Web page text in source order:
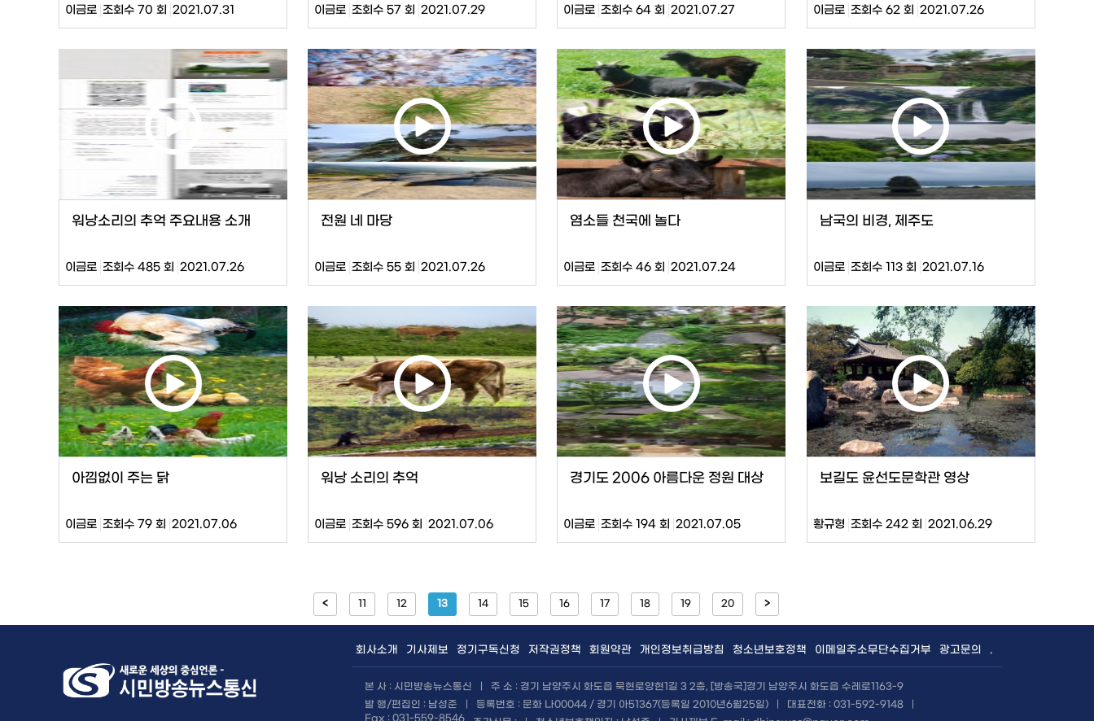
이금로 조회수 70 회 2021.07.31 이금로 조회수 57 회 2021.07.29 이금로 조회수 64 회 2021.07.27 이금로 조회수 62 회 2021.07.26
워낭소리의 추억 주요내용 소개
이금로 조회수 485 회 2021.07.26
전원 네 마당
이금로 조회수 55 회 2021.07.26
염소들 천국에 놀다
이금로 조회수 46 회 2021.07.24
남국의 비경, 제주도
이금로 조회수 113 회 2021.07.16
아낌없이 주는 닭
이금로 조회수 79 회 2021.07.06
워낭 소리의 추억
이금로 조회수 596 회 2021.07.06
경기도 2006 아름다운 정원 대상
이금로 조회수 194 회 2021.07.05
보길도 윤선도문학관 영상
황규형 조회수 242 회 2021.06.29
< 11 12 13 14 15 16 17 18 19 20 >
회사소개 기사제보 정기구독신청 저작권정책 회원약관 개인정보취급방침 청소년보호정책 이메일주소무단수집거부 광고문의 .
본 사 : 시민방송뉴스통신
주 소 : 경기 남양주시 화도읍 묵현로양현1길 3 2층, [방송국]경기 남양주시 화도읍 수레로1163-9
발 행/편집인 : 남성준
등록번호 : 문화 나00044 / 경기 아51367(등록일 2010년6월25일) 대표전화 : 031-592-9148
Fax : 031-559-8546